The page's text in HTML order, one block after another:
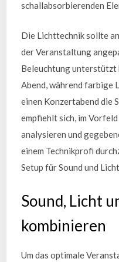
schallabsorbierenden
Die Lichttechnik sollte
der Veranstaltung
Beleuchtung unterstützt
Abend, während
einen Konzertabend die
empfiehlt sich, im
analysieren und
einem Technikprofi
Setup für Sound und
Sound, Licht
kombinieren
Um das optimale